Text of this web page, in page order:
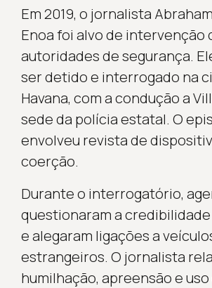
Em 2019, o jornalista
Enoa foi alvo de intervenção
autoridades de segurança.
ser detido e interrogado na
Havana, com a condução a
sede da polícia estatal. O
envolveu revista de
coerção.
Durante o interrogatório,
questionaram a
e alegaram ligações a
estrangeiros. O jornalista
humilhação, apreensão e